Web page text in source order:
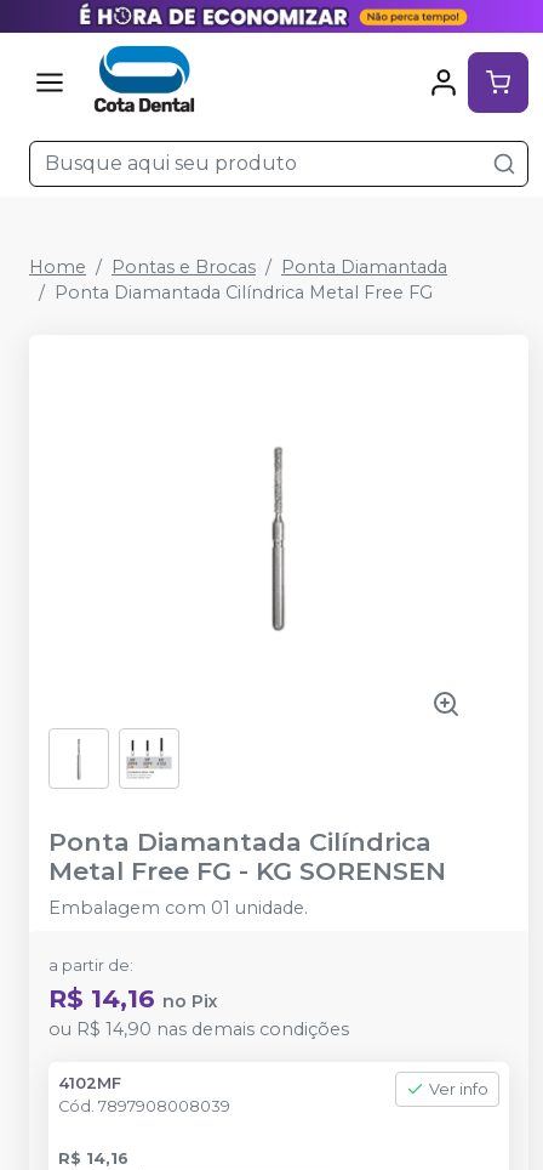
Home Pontas e Brocas
Ponta Diamantada
Ponta Diamantada Cilíndrica Metal Free FG
Ponta Diamantada Cilíndrica
Metal Free FG - KG SORENSEN
Embalagem com 01 unidade.
a partir de:
R$ 14,16 no Pix
ou R$ 14,90 nas demais condições
4102MF
Cód. 7897908008039
Ver info
R$ 14,16